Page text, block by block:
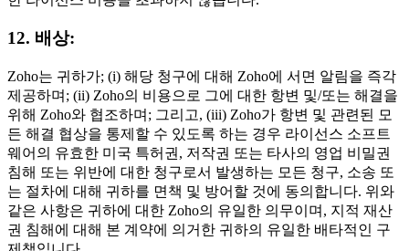
12. 배상:
Zoho는 귀하가; (i) 해당 청구에 대해 Zoho에 서면 알림을 즉각
제공하며; (ii) Zoho의 비용으로 그에 대한 항변 및/또는 해결을
위해 Zoho와 협조하며; 그리고, (iii) Zoho가 항변 및 관련된 모
든 해결 협상을 통제할 수 있도록 하는 경우 라이선스 소프트
웨어의 유효한 미국 특허권, 저작권 또는 타사의 영업 비밀권
침해 또는 위반에 대한 청구로서 발생하는 모든 청구, 소송 또
는 절차에 대해 귀하를 면책 및 방어할 것에 동의합니다. 위와
같은 사항은 귀하에 대한 Zoho의 유일한 의무이며, 지적 재산
권 침해에 대해 본 계약에 의거한 귀하의 유일한 배타적인 구